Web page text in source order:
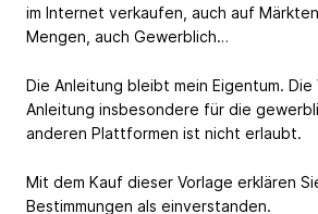
im Internet verkaufen, auch auf
Mengen, auch Gewerblich…
Die Anleitung bleibt mein Eigentum.
Anleitung insbesondere für die
anderen Plattformen ist nicht erlaubt.
Mit dem Kauf dieser Vorlage erklären
Bestimmungen als einverstanden.